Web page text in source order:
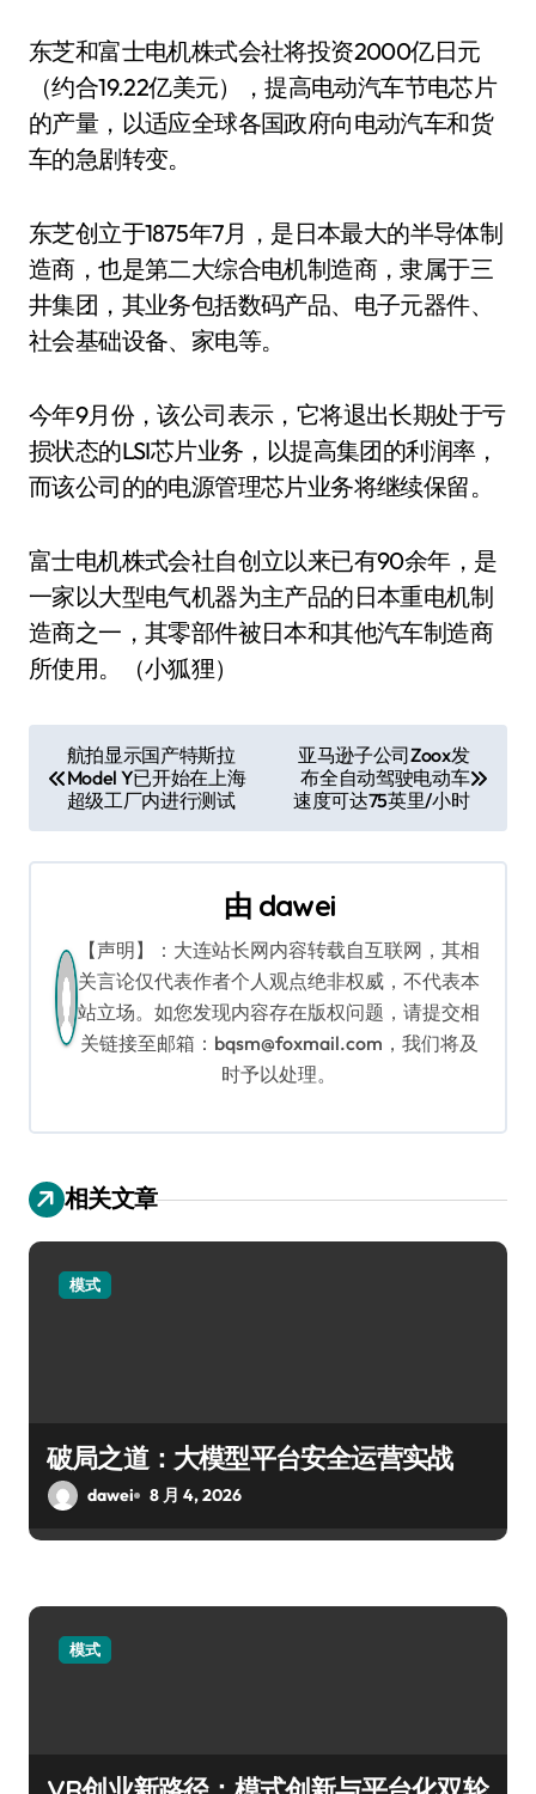
东芝和富士电机株式会社将投资2000亿日元
（约合19.22亿美元），提高电动汽车节电芯片
的产量，以适应全球各国政府向电动汽车和货
车的急剧转变。
东芝创立于1875年7月，是日本最大的半导体制
造商，也是第二大综合电机制造商，隶属于三
井集团，其业务包括数码产品、电子元器件、
社会基础设备、家电等。
今年9月份，该公司表示，它将退出长期处于亏
损状态的LSI芯片业务，以提高集团的利润率，
而该公司的的电源管理芯片业务将继续保留。
富士电机株式会社自创立以来已有90余年，是
一家以大型电气机器为主产品的日本重电机制
造商之一，其零部件被日本和其他汽车制造商
所使用。（小狐狸）
章
导
航拍显示国产特斯拉
Model Y已开始在上海
超级工厂内进行测试
亚马逊子公司Zoox发
布全自动驾驶电动车
速度可达75英里/小时
由 dawei
【声明】：大连站长网内容转载自互联网，其相
关言论仅代表作者个人观点绝非权威，不代表本
站立场。如您发现内容存在版权问题，请提交相
关链接至邮箱：bqsm@foxmail.com，我们将及
时予以处理。
相关文章
模式
破局之道：大模型平台安全运营实战
dawei 8 月 4, 2026
模式